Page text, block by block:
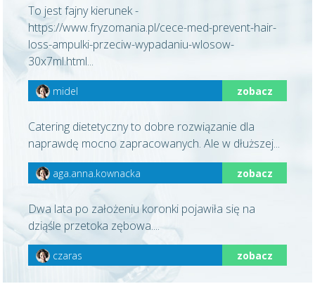
To jest fajny kierunek -
https://www.fryzomania.pl/cece-med-prevent-hair-
loss-ampulki-przeciw-wypadaniu-wlosow-
30x7ml.html...
midel zobacz
Catering dietetyczny to dobre rozwiązanie dla
naprawdę mocno zapracowanych. Ale w dłuższej...
aga.anna.kownacka zobacz
Dwa lata po założeniu koronki pojawiła się na
dziąśle przetoka zębowa....
czaras zobacz